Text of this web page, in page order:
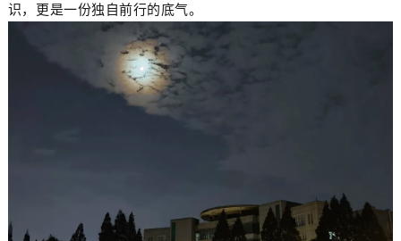
识，更是一份独自前行的底气。